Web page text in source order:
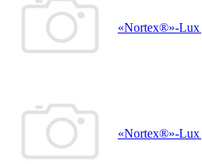
«Nortex®»-Lux
«Nortex®»-Lux